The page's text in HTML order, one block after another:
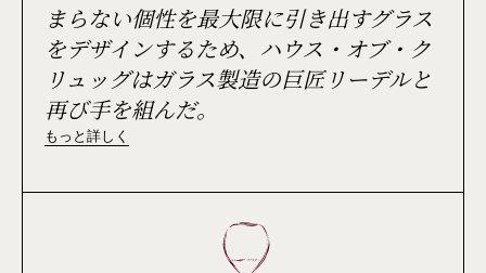
まらない個性を最大限に引き出すグラス
をデザインするため、ハウス・オブ・ク
リュッグはガラス製造の巨匠リーデルと
再び手を組んだ。
もっと詳しく